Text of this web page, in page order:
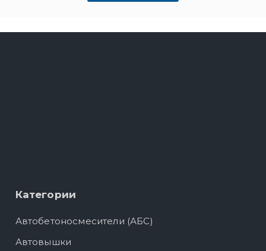
Категории
Автобетоносмесители (АБС)
Автовышки